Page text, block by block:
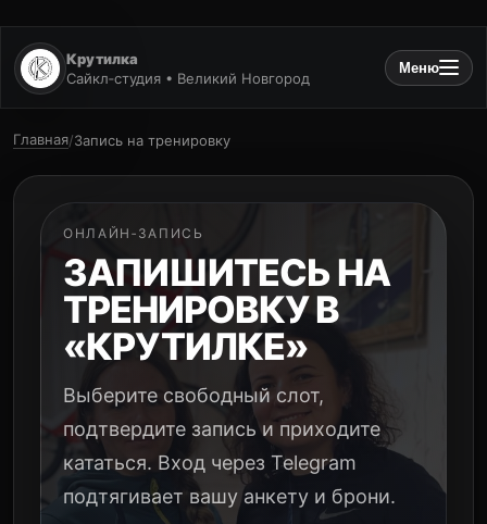
Крутилка
Сайкл‑студия • Великий Новгород
Меню
Главная/Запись на тренировку
ОНЛАЙН‑ЗАПИСЬ
ЗАПИШИТЕСЬ НА
ТРЕНИРОВКУ В
«КРУТИЛКЕ»
Выберите свободный слот,
подтвердите запись и приходите
кататься. Вход через Telegram
подтягивает вашу анкету и брони.